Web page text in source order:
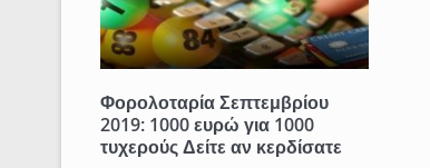
Φορολοταρία Σεπτεμβρίου
2019: 1000 ευρώ για 1000
τυχερούς Δείτε αν κερδίσατε